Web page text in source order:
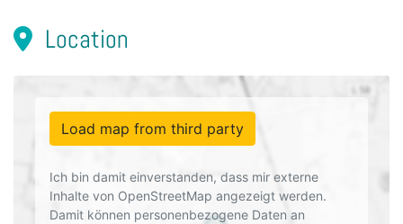
Location
Load map from third party
Ich bin damit einverstanden, dass mir externe
Inhalte von OpenStreetMap angezeigt werden.
Damit können personenbezogene Daten an